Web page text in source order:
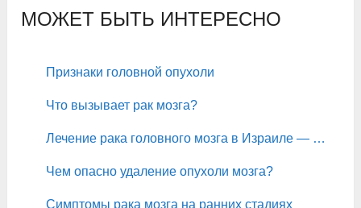
МОЖЕТ БЫТЬ ИНТЕРЕСНО
Признаки головной опухоли
Что вызывает рак мозга?
Лечение рака головного мозга в Израиле — …
Чем опасно удаление опухоли мозга?
Симптомы рака мозга на ранних стадиях